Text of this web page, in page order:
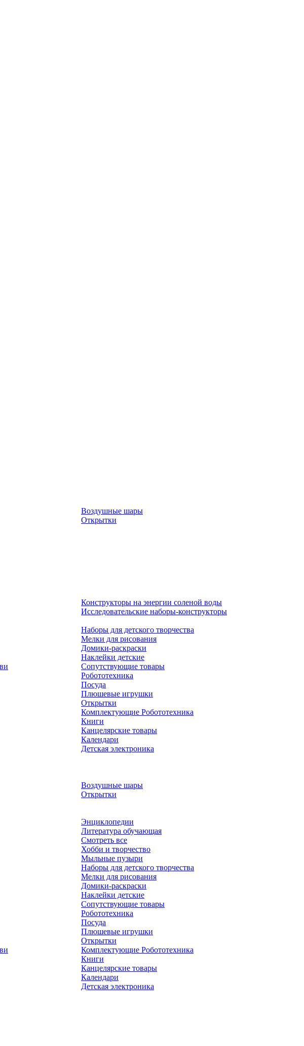
Воздушные шары
Открытки
Конструкторы на энергии соленой воды
Исследовательские наборы-конструкторы
Наборы для детского творчества
Мелки для рисования
Домики-раскраски
Наклейки детские
Сопутствующие товары
Робототехника
Посуда
Плюшевые игрушки
Открытки
Комплектующие Робототехника
Книги
Канцелярские товары
Календари
Детская электроника
Воздушные шары
Открытки
Энциклопедии
Литература обучающая
Смотреть все
Хобби и творчество
Мыльные пузыри
Наборы для детского творчества
Мелки для рисования
Домики-раскраски
Наклейки детские
Сопутствующие товары
Робототехника
Посуда
Плюшевые игрушки
Открытки
Комплектующие Робототехника
Книги
Канцелярские товары
Календари
Детская электроника